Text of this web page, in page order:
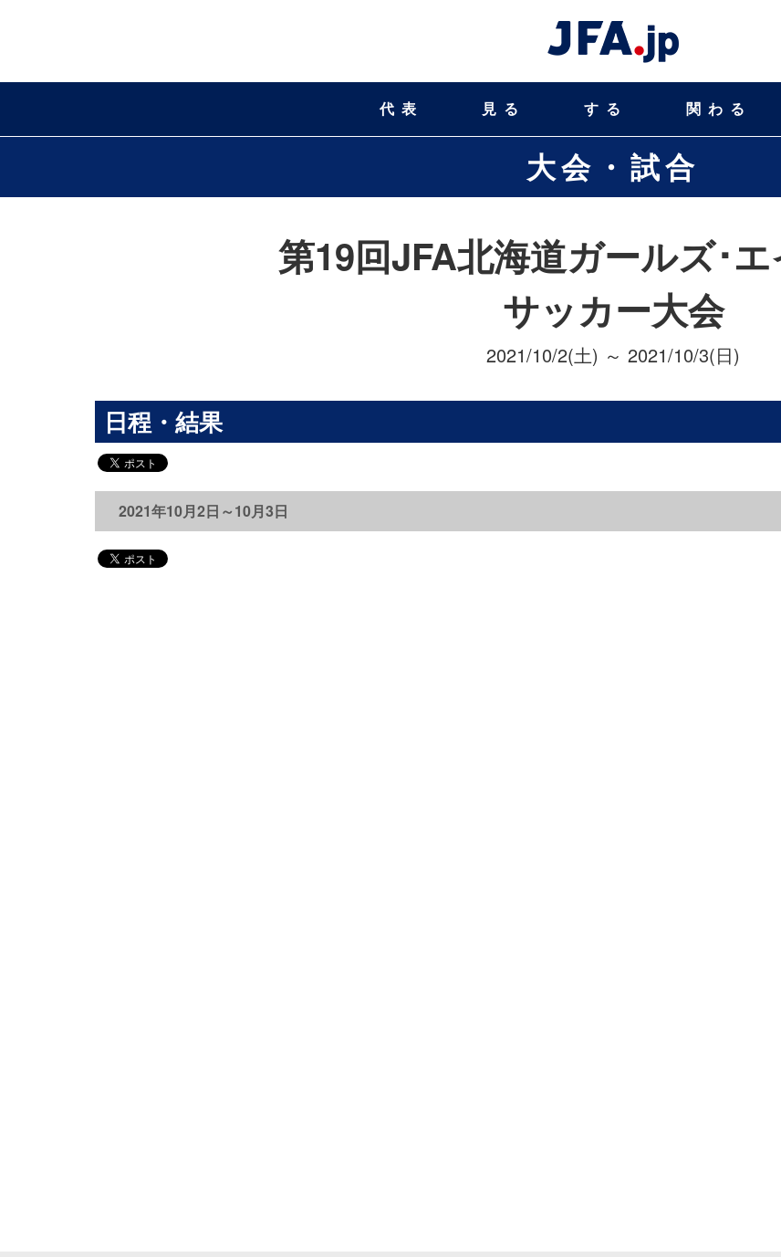
代表 見る する 関わる
大会・試合
第19回JFA北海道ガールズ･
サッカー大会
2021/10/2(土) ～ 2021/10/3(日)
日程・結果
2021年10月2日～10月3日